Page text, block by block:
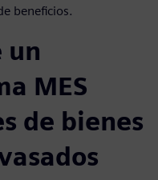
beneficios.
un
MES
de bienes